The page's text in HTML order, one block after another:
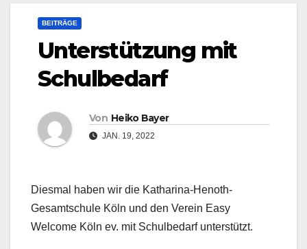
BEITRÄGE
Unterstützung mit
Schulbedarf
Von Heiko Bayer
JAN. 19, 2022
Diesmal haben wir die Katharina-Henoth-
Gesamtschule Köln und den Verein Easy
Welcome Köln ev. mit Schulbedarf unterstützt.